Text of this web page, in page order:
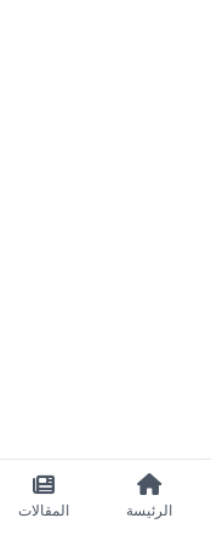
الرئيسة المقالات